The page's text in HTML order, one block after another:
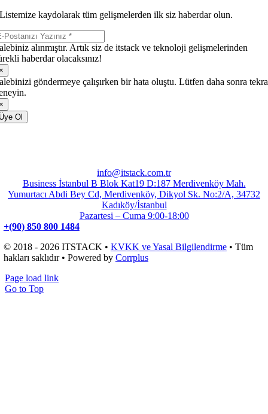
Listemize kaydolarak tüm gelişmelerden ilk siz haberdar olun.
alınmıştır. Artık siz de itstack ve teknoloji gelişmelerinden
haberdar olacaksınız!
göndermeye çalışırken bir hata oluştu. Lütfen daha sonra
Ol
info@itstack.com.tr
Business İstanbul B Blok Kat19 D:187 Merdivenköy Mah.
Yumurtacı Abdi Bey Cd, Merdivenköy, Dikyol Sk. No:2/A, 34732
Kadıköy/İstanbul
Pazartesi – Cuma 9:00-18:00
+(90) 850 800 1484
© 2018 - 2026 ITSTACK • KVKK ve Yasal Bilgilendirme• Tüm
hakları saklıdır • Powered by Corrplus
Page load link
Go to Top